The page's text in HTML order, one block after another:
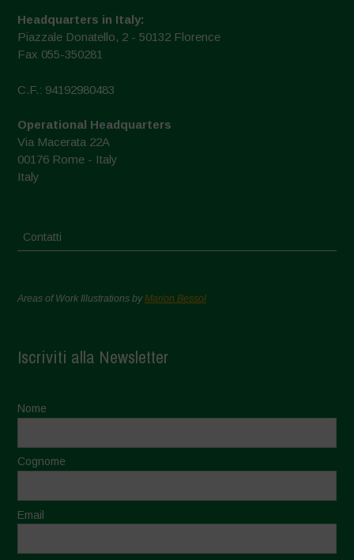
Headquarters in Italy:
Piazzale Donatello, 2 - 50132 Florence
Fax 055-350281
C.F.: 94192980483
Operational Headquarters
Via Macerata 22A
00176 Rome - Italy
Italy
Contatti
Areas of Work Illustrations byMarion Bessol
Iscriviti alla Newsletter
Nome
Cognome
Email